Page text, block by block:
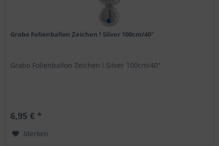
Grabo Folienballon Zeichen ! Silver 100cm/40"
Grabo Folienballon Zeichen ! Silver 100cm/40"
6,95 € *
Merken